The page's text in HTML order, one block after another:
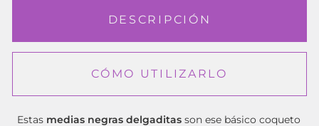
DESCRIPCIÓN
CÓMO UTILIZARLO
Estas medias negras delgaditas son ese básico coqueto